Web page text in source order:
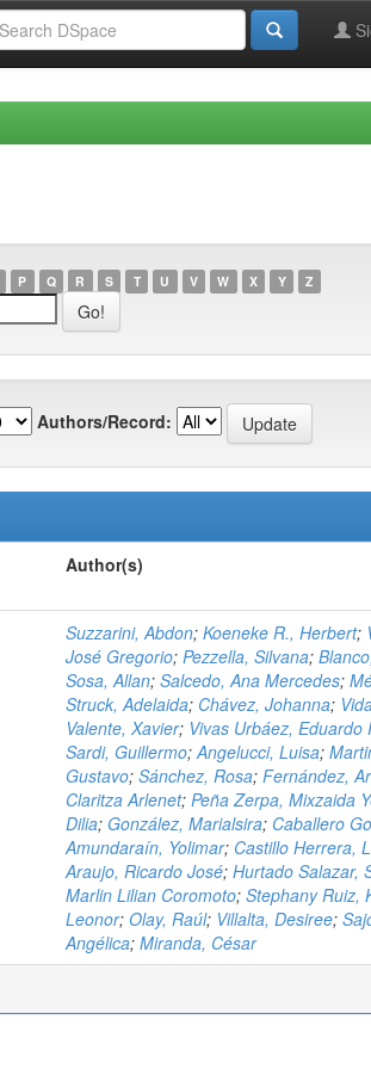
P Q R S T U V W X Y Z
Authors/Record:
Author(s)
Suzzarini, Abdon; Koeneke R., Herbert;
José Gregorio; Pezzella, Silvana;
Sosa, Allan; Salcedo, Ana Mercedes;
Struck, Adelaida; Chávez, Johanna;
Valente, Xavier; Vivas Urbáez, Eduardo
Sardi, Guillermo;Angelucci, Luisa;
Gustavo; Sánchez, Rosa; Fernández,
Claritza Arlenet; Peña Zerpa, Mixzaida
Dilia; González, Marialsira; Caballero
Amundaraín, Yolimar; Castillo Herrera,
Araujo, Ricardo José; Hurtado Salazar,
Marlin Lilian Coromoto; Stephany Ruiz,
Leonor; Olay, Raúl; Villalta, Desiree;
Angélica; Miranda, César